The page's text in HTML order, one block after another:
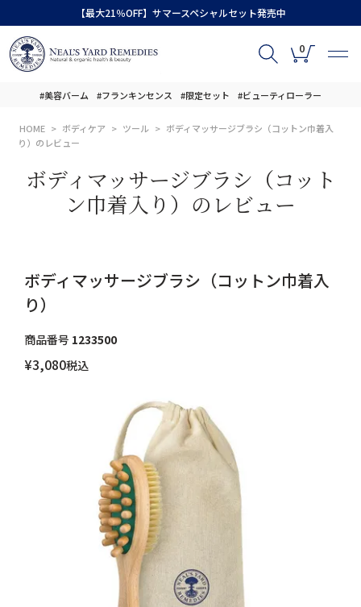
【最大21％OFF】サマースペシャルセット発売中
0
#美容バーム #フランキンセンス #限定セット #ビューティローラー
HOME ボディケア ツール
ボディマッサージブラシ（コットン巾着入
り）のレビュー
ボディマッサージブラシ（コット
ン巾着入り）のレビュー
ボディマッサージブラシ（コットン巾着入
り）
商品番号 1233500
¥3,080税込